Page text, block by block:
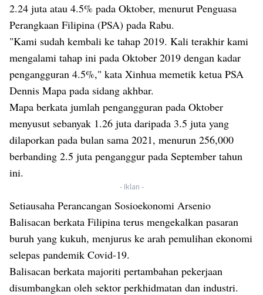
2.24 juta atau 4.5% pada Oktober, menurut Penguasa
Perangkaan Filipina (PSA) pada Rabu.
"Kami sudah kembali ke tahap 2019. Kali terakhir kami
mengalami tahap ini pada Oktober 2019 dengan kadar
pengangguran 4.5%," kata Xinhua memetik ketua PSA
Dennis Mapa pada sidang akhbar.
Mapa berkata jumlah pengangguran pada Oktober
menyusut sebanyak 1.26 juta daripada 3.5 juta yang
dilaporkan pada bulan sama 2021, menurun 256,000
berbanding 2.5 juta penganggur pada September tahun
ini.
- Iklan -
Setiausaha Perancangan Sosioekonomi Arsenio
Balisacan berkata Filipina terus mengekalkan pasaran
buruh yang kukuh, menjurus ke arah pemulihan ekonomi
selepas pandemik Covid-19.
Balisacan berkata majoriti pertambahan pekerjaan
disumbangkan oleh sektor perkhidmatan dan industri.